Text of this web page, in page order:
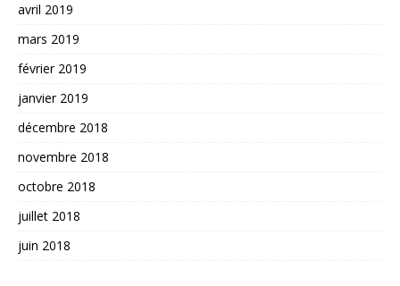
avril 2019
mars 2019
février 2019
janvier 2019
décembre 2018
novembre 2018
octobre 2018
juillet 2018
juin 2018